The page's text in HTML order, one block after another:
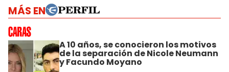
MÁS EN
A 10 años, se conocieron los motivos
de la separación de Nicole Neumann
y Facundo Moyano